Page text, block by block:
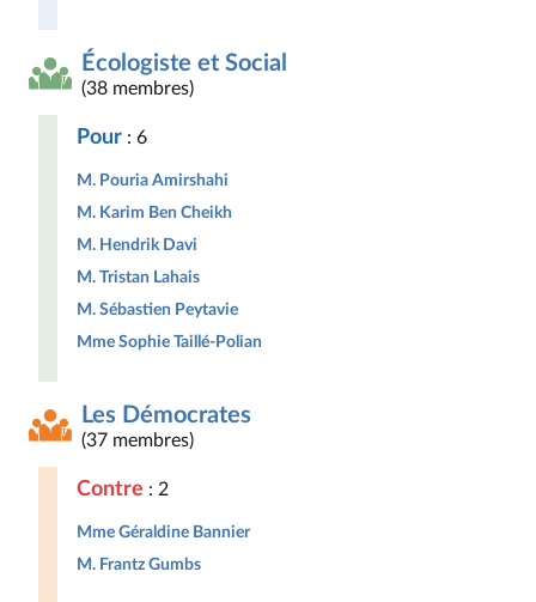
Écologiste et Social
(38 membres)
Pour : 6
M. Pouria Amirshahi
M. Karim Ben Cheikh
M. Hendrik Davi
M. Tristan Lahais
M. Sébastien Peytavie
Mme Sophie Taillé-Polian
Les Démocrates
(37 membres)
Contre : 2
Mme Géraldine Bannier
M. Frantz Gumbs